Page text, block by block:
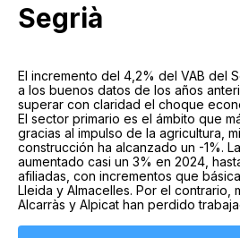
Segrià
El incremento del 4,2% del VAB del
a los buenos datos de los años
superar con claridad el choque
El sector primario es el ámbito que
gracias al impulso de la agricultura,
construcción ha alcanzado un -1%.
aumentado casi un 3% en 2024,
afiliadas, con incrementos que
Lleida y Almacelles. Por el contrario,
Alcarràs y Alpicat han perdido